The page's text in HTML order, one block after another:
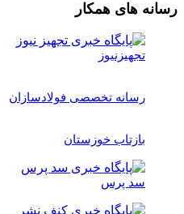
رسانه های همکار
تجهیزنیوز
رسانه تخصصی فولادسازان
بازتاب خوزستان
سد پرس